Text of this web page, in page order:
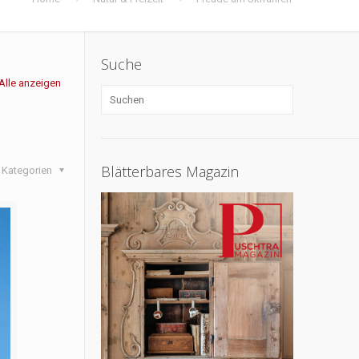
anzeigen
Kategorien
Suche
Blätterbares Magazin